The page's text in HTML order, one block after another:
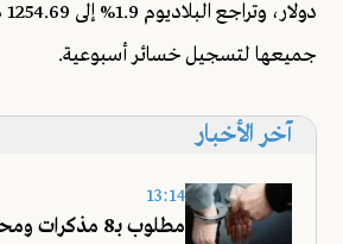
جميعها لتسجيل خسائر أسبوعية.
آخر الأخبار
13:14
مطلوب بـ8